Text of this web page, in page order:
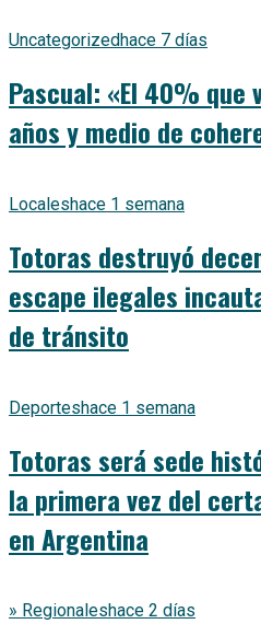
Uncategorizedhace 7 días
Pascual: «El 40% que
años y medio de
Localeshace 1 semana
Totoras destruyó
escape ilegales
de tránsito
Deporteshace 1 semana
Totoras será sede
la primera vez del
en Argentina
» Regionaleshace 2 días